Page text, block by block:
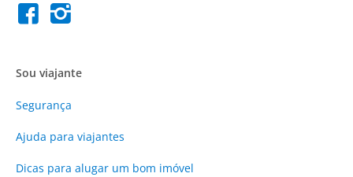
Sou viajante
Segurança
Ajuda para viajantes
Dicas para alugar um bom imóvel